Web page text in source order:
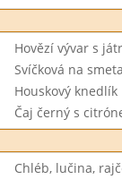
Hovězí vývar s
Svíčková na
Houskový knedlík
Čaj černý s
Chléb, lučina,